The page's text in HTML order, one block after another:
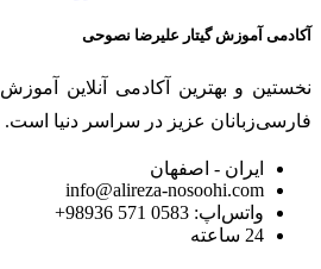
آکادمی آموزش گیتار علیرضا نصوحی
فارسی‌زبانان عزیز در سراسر دنیا است.
ایران - اصفهان
info@alireza-nosoohi.com
واتس‌اپ: 0583 571 98936+
24 ساعته